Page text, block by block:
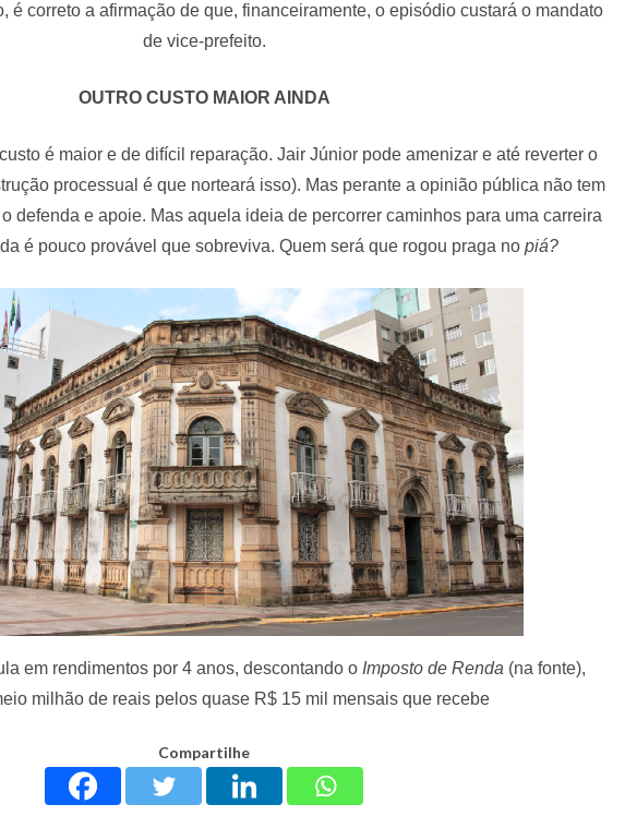
é correto a afirmação de que, financeiramente, o episódio custará o mandato
de vice-prefeito.
OUTRO CUSTO MAIOR AINDA
é maior e de difícil reparação. Jair Júnior pode amenizar e até reverter o
processual é que norteará isso). Mas perante a opinião pública não tem
defenda e apoie. Mas aquela ideia de percorrer caminhos para uma carreira
é pouco provável que sobreviva. Quem será que rogou praga no piá?
em rendimentos por 4 anos, descontando o Imposto de Renda (na fonte),
milhão de reais pelos quase R$ 15 mil mensais que recebe
Compartilhe